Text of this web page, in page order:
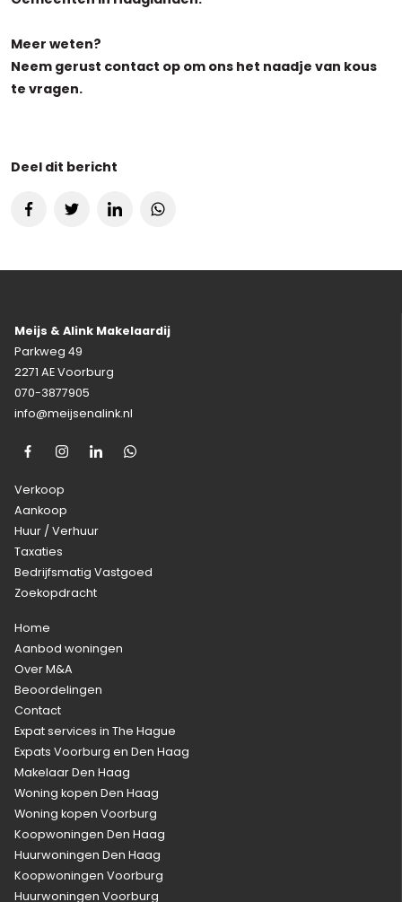
Meer weten?
Neem gerust contact op om ons het naadje van kous
te vragen.
Deel dit bericht
Meijs & Alink Makelaardij
Parkweg 49
2271 AE Voorburg
070-3877905
info@meijsenalink.nl
Verkoop
Aankoop
Huur / Verhuur
Taxaties
Bedrijfsmatig Vastgoed
Zoekopdracht
Home
Aanbod woningen
Over M&A
Beoordelingen
Contact
Expat services in The Hague
Expats Voorburg en Den Haag
Makelaar Den Haag
Woning kopen Den Haag
Woning kopen Voorburg
Koopwoningen Den Haag
Huurwoningen Den Haag
Koopwoningen Voorburg
Huurwoningen Voorburg